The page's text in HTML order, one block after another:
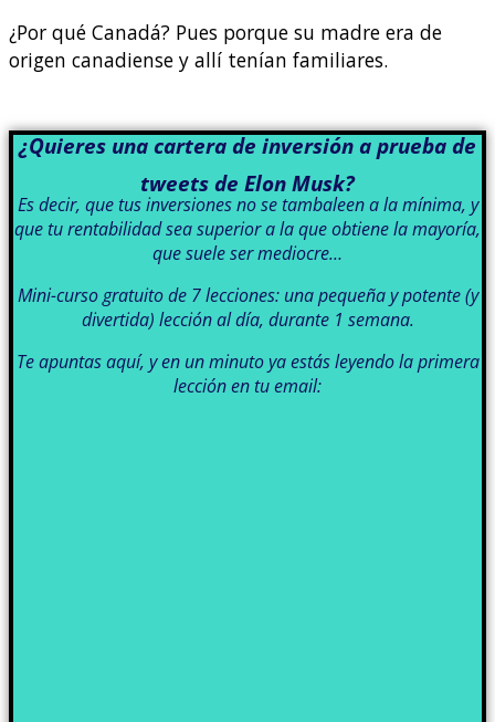
¿Por qué Canadá? Pues porque su madre era de
origen canadiense y allí tenían familiares.
¿Quieres una cartera de inversión a prueba de
tweets de Elon Musk?
Es decir, que tus inversiones no se tambaleen a la mínima, y
que tu rentabilidad sea superior a la que obtiene la mayoría,
que suele ser mediocre…
Mini-curso gratuito de 7 lecciones: una pequeña y potente (y
divertida) lección al día, durante 1 semana.
Te apuntas aquí, y en un minuto ya estás leyendo la primera
lección en tu email: